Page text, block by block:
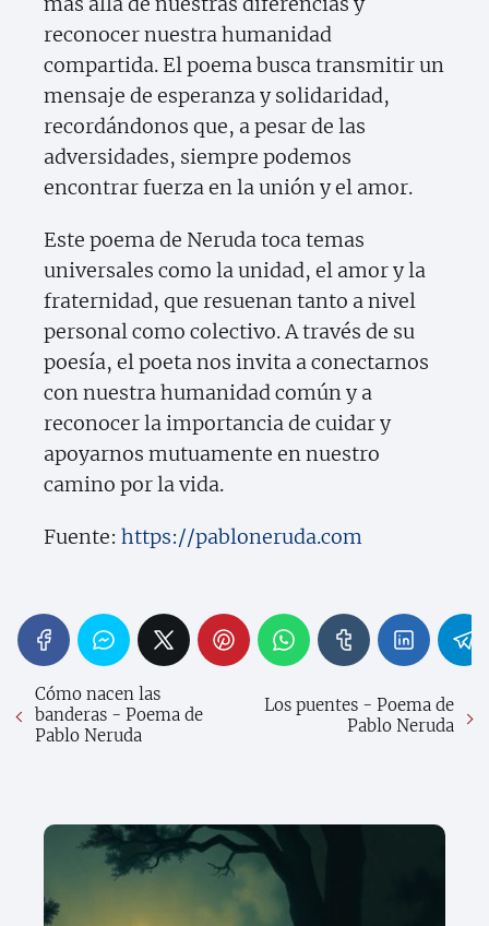
reconocer nuestra humanidad
compartida. El poema busca transmitir un
mensaje de esperanza y solidaridad,
recordándonos que, a pesar de las
adversidades, siempre podemos
encontrar fuerza en la unión y el amor.
Este poema de Neruda toca temas
universales como la unidad, el amor y la
fraternidad, que resuenan tanto a nivel
personal como colectivo. A través de su
poesía, el poeta nos invita a conectarnos
con nuestra humanidad común y a
reconocer la importancia de cuidar y
apoyarnos mutuamente en nuestro
camino por la vida.
Fuente: https://pabloneruda.com
Cómo nacen las
banderas - Poema de
Pablo Neruda
Los puentes - Poema de
Pablo Neruda